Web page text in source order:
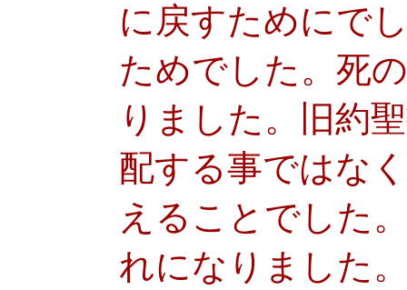
に戻すためにで
ためでした。死
りました。旧約
配する事ではな
えることでした
れになりました